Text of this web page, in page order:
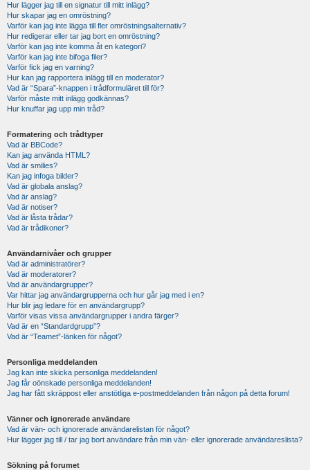
Hur lägger jag till en signatur till mitt inlägg?
Hur skapar jag en omröstning?
Varför kan jag inte lägga till fler omröstningsalternativ?
Hur redigerar eller tar jag bort en omröstning?
Varför kan jag inte komma åt en kategori?
Varför kan jag inte bifoga filer?
Varför fick jag en varning?
Hur kan jag rapportera inlägg till en moderator?
Vad är “Spara”-knappen i trådformuläret till för?
Varför måste mitt inlägg godkännas?
Hur knuffar jag upp min tråd?
Formatering och trådtyper
Vad är BBCode?
Kan jag använda HTML?
Vad är smilies?
Kan jag infoga bilder?
Vad är globala anslag?
Vad är anslag?
Vad är notiser?
Vad är låsta trådar?
Vad är trådikoner?
Användarnivåer och grupper
Vad är administratörer?
Vad är moderatorer?
Vad är användargrupper?
Var hittar jag användargrupperna och hur går jag med i en?
Hur blir jag ledare för en användargrupp?
Varför visas vissa användargrupper i andra färger?
Vad är en “Standardgrupp”?
Vad är “Teamet”-länken för något?
Personliga meddelanden
Jag kan inte skicka personliga meddelanden!
Jag får oönskade personliga meddelanden!
Jag har fått skräppost eller anstötliga e-postmeddelanden från någon på detta forum!
Vänner och ignorerade användare
Vad är vän- och ignorerade användarelistan för något?
Hur lägger jag till / tar jag bort användare från min vän- eller ignorerade användareslista?
Sökning på forumet